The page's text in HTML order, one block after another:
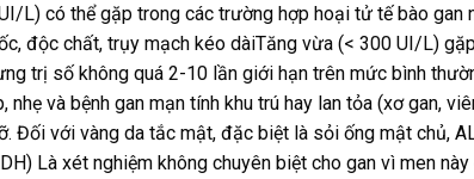
L) có thể gặp trong các trường hợp hoại tử tế bào gan
độc chất, trụy mạch kéo dàiTăng vừa (< 300 UI/L)
trị số không quá 2-10 lần giới hạn trên mức bình
nhẹ và bệnh gan mạn tính khu trú hay lan tỏa (xơ gan,
Đối với vàng da tắc mật, đặc biệt là sỏi ống mật chủ,
Là xét nghiệm không chuyên biệt cho gan vì men